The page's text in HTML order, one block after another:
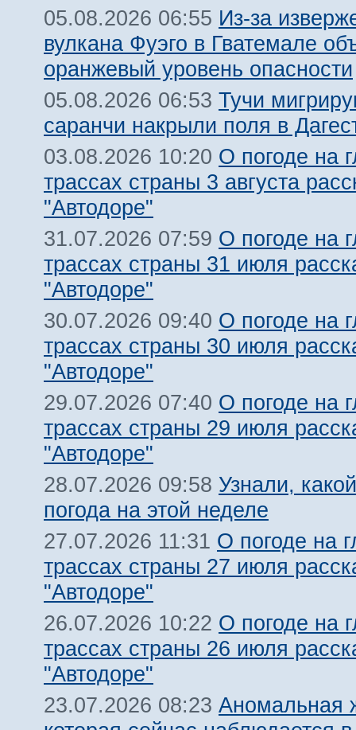
05.08.2026 06:55 Из-за
вулкана Фуэго в Гватемале
оранжевый уровень опасности
05.08.2026 06:53 Тучи
саранчи накрыли поля в
03.08.2026 10:20 О погоде на
трассах страны 3 августа
"Автодоре"
31.07.2026 07:59 О погоде на
трассах страны 31 июля
"Автодоре"
30.07.2026 09:40 О погоде на
трассах страны 30 июля
"Автодоре"
29.07.2026 07:40 О погоде на
трассах страны 29 июля
"Автодоре"
28.07.2026 09:58 Узнали,
погода на этой неделе
27.07.2026 11:31 О погоде на
трассах страны 27 июля
"Автодоре"
26.07.2026 10:22 О погоде на
трассах страны 26 июля
"Автодоре"
23.07.2026 08:23 Аномальная